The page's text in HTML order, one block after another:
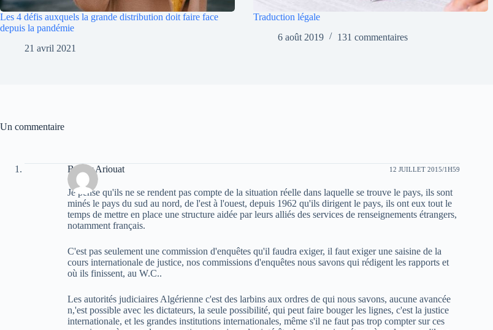
Les 4 défis auxquels la grande distribution doit faire face
depuis la pandémie
21 avril 2021
Traduction légale
6 août 2019
131 commentaires
Un commentaire
Bachir Ariouat 12 JUILLET 2015/1H59
Je pense qu'ils ne se rendent pas compte de la situation réelle dans laquelle se trouve le pays, ils sont
minés le pays du sud au nord, de l'est à l'ouest, depuis 1962 qu'ils dirigent le pays, ils ont eux tout le
temps de mettre en place une structure aidée par leurs alliés des services de renseignements étrangers,
notamment français.
C'est pas seulement une commission d'enquêtes qu'il faudra exiger, il faut exiger une saisine de la
cours internationale de justice, nos commissions d'enquêtes nous savons qui rédigent les rapports et
où ils finissent, au W.C..
Les autorités judiciaires Algérienne c'est des larbins aux ordres de qui nous savons, aucune avancée
n,'est possible avec les dictateurs, la seule possibilité, qui peut faire bouger les lignes, c'est la justice
internationale, et les grandes institutions internationales, même s'il ne faut pas trop compter sur ces